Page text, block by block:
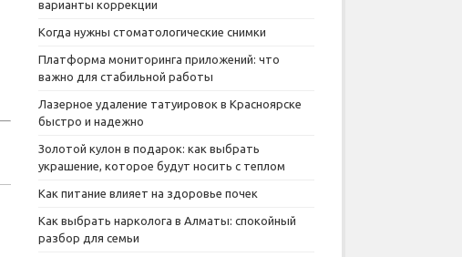
варианты коррекции
Когда нужны стоматологические снимки
Платформа мониторинга приложений: что
важно для стабильной работы
Лазерное удаление татуировок в Красноярске
быстро и надежно
Золотой кулон в подарок: как выбрать
украшение, которое будут носить с теплом
Как питание влияет на здоровье почек
Как выбрать нарколога в Алматы: спокойный
разбор для семьи